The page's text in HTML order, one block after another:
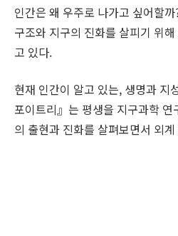
인간은 왜 우주로 나가고 싶어할
구조와 지구의 진화를 살피기 위
고 있다.
현재 인간이 알고 있는, 생명과 지
포이트리』는 평생을 지구과학
의 출현과 진화를 살펴보면서 외